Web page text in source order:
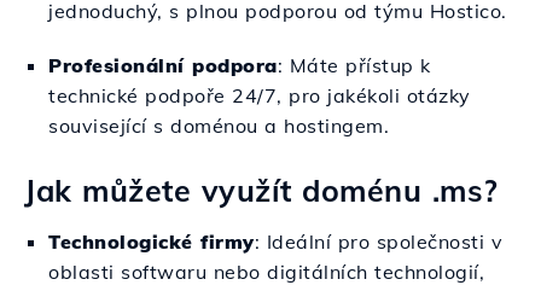
jednoduchý, s plnou podporou od týmu Hostico.
Profesionální podpora: Máte přístup k
technické podpoře 24/7, pro jakékoli otázky
související s doménou a hostingem.
Jak můžete využít doménu .ms?
Technologické firmy: Ideální pro společnosti v
oblasti softwaru nebo digitálních technologií,